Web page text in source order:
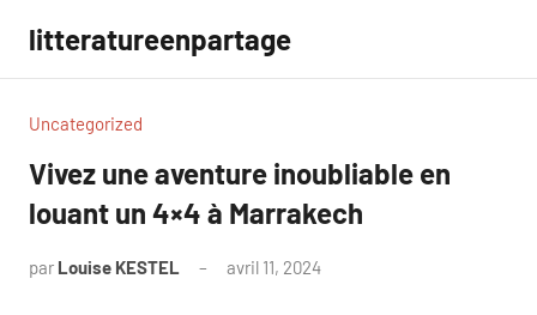
contenu
litteratureenpartage
Uncategorized
Vivez une aventure inoubliable en
louant un 4×4 à Marrakech
par Louise KESTEL avril 11, 2024